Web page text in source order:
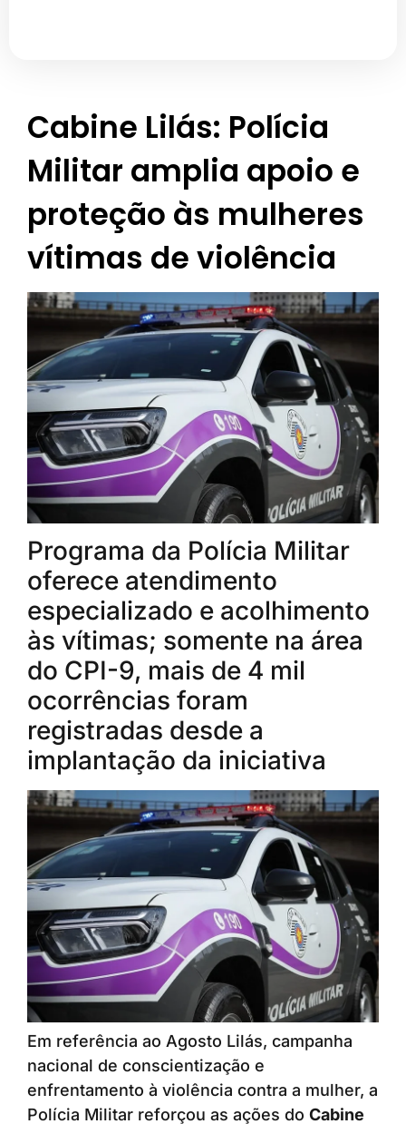
Cabine Lilás: Polícia
Militar amplia apoio e
proteção às mulheres
vítimas de violência
Programa da Polícia Militar
oferece atendimento
especializado e acolhimento
às vítimas; somente na área
do CPI-9, mais de 4 mil
ocorrências foram
registradas desde a
implantação da iniciativa
Em referência ao Agosto Lilás, campanha
nacional de conscientização e
enfrentamento à violência contra a mulher, a
Polícia Militar reforçou as ações do Cabine